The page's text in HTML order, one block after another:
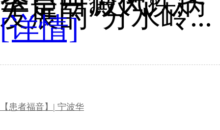
发展的“分水岭...
[详情]
【患者福音】| 宁波华